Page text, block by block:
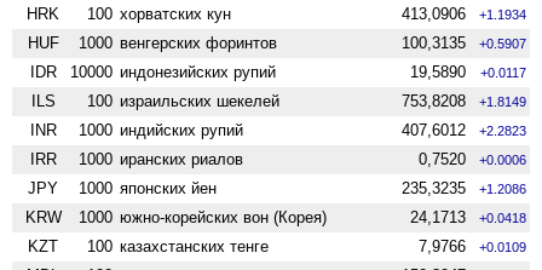
HRK 100 хорватских кун 413,0906 +1.1934
HUF 1000 венгерских форинтов 100,3135 +0.5907
IDR 10000 индонезийских рупий 19,5890 +0.0117
ILS 100 израильских шекелей 753,8208 +1.8149
INR 1000 индийских рупий 407,6012 +2.2823
IRR 1000 иранских риалов 0,7520 +0.0006
JPY 1000 японских йен 235,3235 +1.2086
KRW 1000 южно-корейских вон (Корея) 24,1713 +0.0418
KZT 100 казахстанских тенге 7,9766 +0.0109